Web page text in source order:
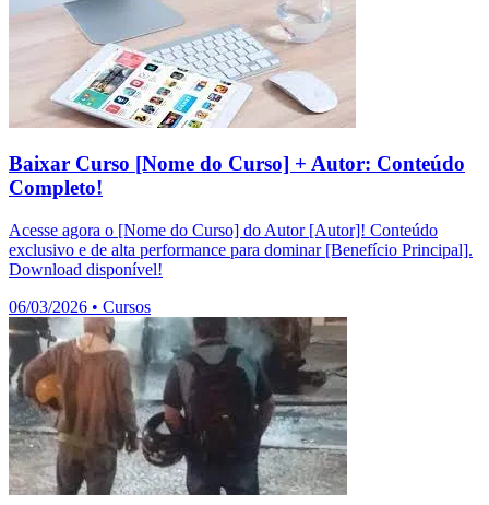
Baixar Curso [Nome do Curso] + Autor: Conteúdo
Completo!
Acesse agora o [Nome do Curso] do Autor [Autor]! Conteúdo
exclusivo e de alta performance para dominar [Benefício Principal].
Download disponível!
06/03/2026 • Cursos